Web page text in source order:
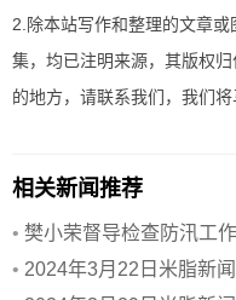
2.除本站写作和整理的文章
集，均已注明来源，其版权
的地方，请联系我们，我们将
相关新闻推荐
• 樊小荣督导检查防汛工作
• 2024年3月22日米脂新闻